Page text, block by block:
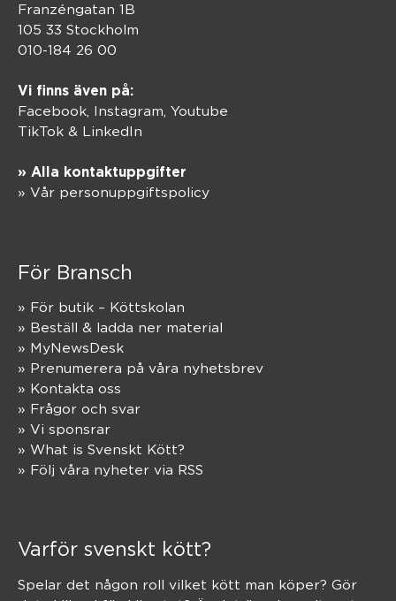
Franzéngatan 1B
105 33 Stockholm
010-184 26 00
Vi finns även på:
Facebook, Instagram Youtube
TikTok & LinkedIn
» Alla kontaktuppgifter
» Vår personuppgiftspolicy
För Bransch
» För butik – Köttskolan
» Beställ & ladda ner material
» MyNewsDesk
» Prenumerera på våra nyhetsbrev
» Kontakta oss
» Frågor och svar
» Vi sponsrar
» What is Svenskt Kött?
» Följ våra nyheter via RSS
Varför svenskt kött?
Spelar det någon roll vilket kött man köper? Gör